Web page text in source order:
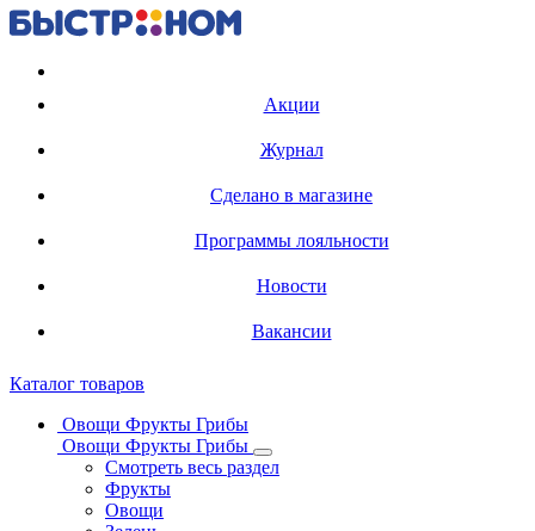
Акции
Журнал
Сделано в магазине
Программы лояльности
Новости
Вакансии
Каталог товаров
Овощи Фрукты Грибы
Овощи Фрукты Грибы
Смотреть весь раздел
Фрукты
Овощи